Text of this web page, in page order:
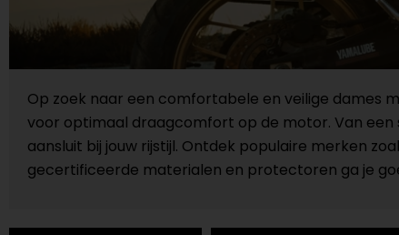
Op zoek naar een comfortabele en veilige dames
voor optimaal draagcomfort op de motor. Van een
aansluit bij jouw rijstijl. Ontdek populaire merken
gecertificeerde materialen en protectoren ga je